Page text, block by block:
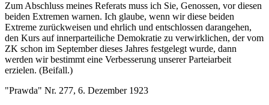
Zum Abschluss meines Referats muss ich Sie, Genossen, vor diesen
beiden Extremen warnen. Ich glaube, wenn wir diese beiden
Extreme zurückweisen und ehrlich und entschlossen darangehen,
den Kurs auf innerparteiliche Demokratie zu verwirklichen, der vom
ZK schon im September dieses Jahres festgelegt wurde, dann
werden wir bestimmt eine Verbesserung unserer Parteiarbeit
erzielen. (Beifall.)
"Prawda" Nr. 277, 6. Dezember 1923